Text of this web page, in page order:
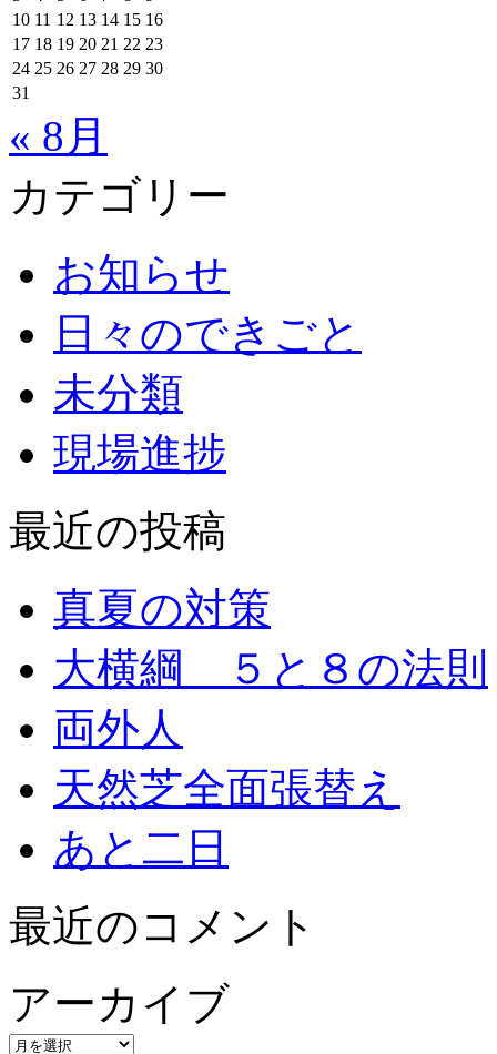
10 11 12 13 14 15 16
17 18 19 20 21 22 23
24 25 26 27 28 29 30
31
« 8月
カテゴリー
お知らせ
日々のできごと
未分類
現場進捗
最近の投稿
真夏の対策
大横綱 ５と８の法則
両外人
天然芝全面張替え
あと二日
最近のコメント
アーカイブ
ア